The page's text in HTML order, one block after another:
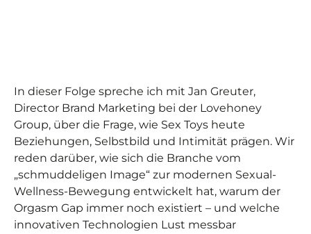
In dieser Folge spreche ich mit Jan Greuter,
Director Brand Marketing bei der Lovehoney
Group, über die Frage, wie Sex Toys heute
Beziehungen, Selbstbild und Intimität prägen. Wir
reden darüber, wie sich die Branche vom
„schmuddeligen Image“ zur modernen Sexual-
Wellness-Bewegung entwickelt hat, warum der
Orgasm Gap immer noch existiert – und welche
innovativen Technologien Lust messbar